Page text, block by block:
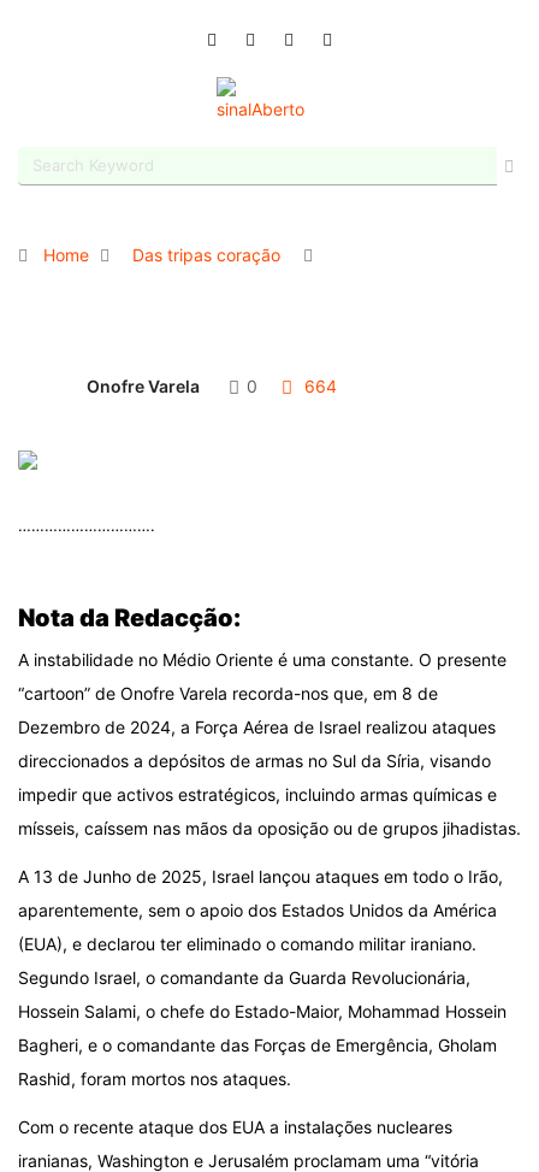
Home Das tripas coração
Onofre Varela 0 664
………………………….
Nota da Redacção:
A instabilidade no Médio Oriente é uma constante. O presente
“cartoon” de Onofre Varela recorda-nos que, em 8 de
Dezembro de 2024, a Força Aérea de Israel realizou ataques
direccionados a depósitos de armas no Sul da Síria, visando
impedir que activos estratégicos, incluindo armas químicas e
mísseis, caíssem nas mãos da oposição ou de grupos jihadistas.
A 13 de Junho de 2025, Israel lançou ataques em todo o Irão,
aparentemente, sem o apoio dos Estados Unidos da América
(EUA), e declarou ter eliminado o comando militar iraniano.
Segundo Israel, o comandante da Guarda Revolucionária,
Hossein Salami, o chefe do Estado-Maior, Mohammad Hossein
Bagheri, e o comandante das Forças de Emergência, Gholam
Rashid, foram mortos nos ataques.
Com o recente ataque dos EUA a instalações nucleares
iranianas, Washington e Jerusalém proclamam uma “vitória